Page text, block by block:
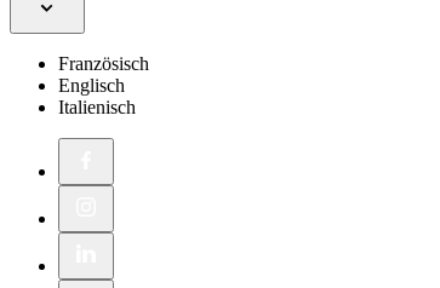
Französisch
Englisch
Italienisch